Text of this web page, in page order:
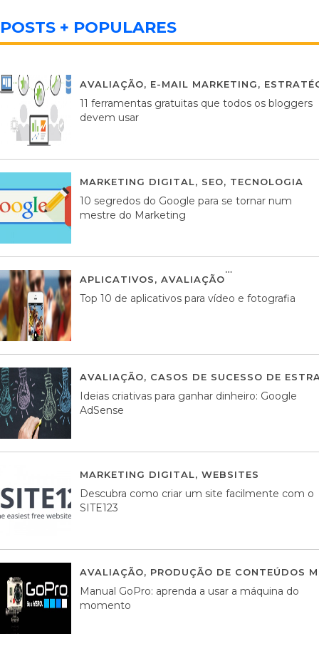
POSTS + POPULARES
AVALIAÇÃO, E-MAIL MARKETING,
11 ferramentas gratuitas que todos os bloggers
devem usar
MARKETING DIGITAL, SEO, TECNOLOGIA
10 segredos do Google para se tornar num
mestre do Marketing
APLICATIVOS, AVALIAÇÃO
Top 10 de aplicativos para vídeo e fotografia
AVALIAÇÃO, CASOS DE SUCESSO DE
Ideias criativas para ganhar dinheiro: Google
AdSense
MARKETING DIGITAL, WEBSITES
Descubra como criar um site facilmente com o
SITE123
AVALIAÇÃO, PRODUÇÃO DE CONTEÚDOS
Manual GoPro: aprenda a usar a máquina do
momento